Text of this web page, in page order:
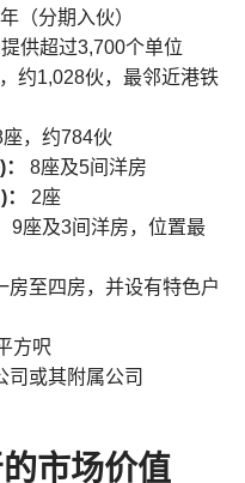
（分期入伙）
供超过3,700个单位
约1,028伙，最邻近港铁
座，约784伙
8座及5间洋房
2座
9座及3间洋房，位置最
房至四房，并设有特色户
方呎
司或其附属公司
市场价值